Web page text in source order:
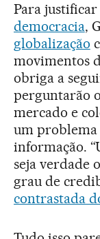
Para justificar
democracia,
globalização
movimentos
obriga a
perguntarão
mercado e
um
informação.
seja verdade
grau de
contrastada